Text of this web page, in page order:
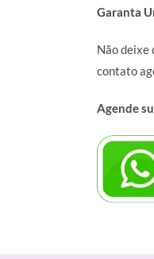
Garanta
Não deixe
contato
Agende